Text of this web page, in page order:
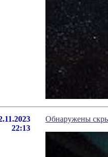
22:13
Обнаружены